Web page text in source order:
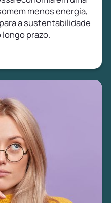
menos energia,
a sustentabilidade
prazo.